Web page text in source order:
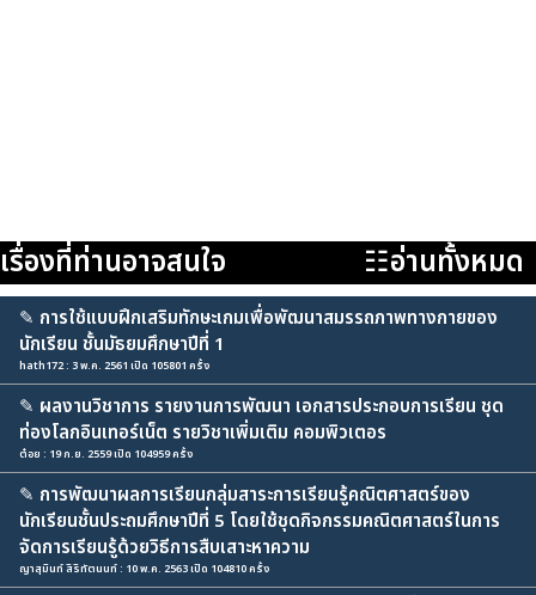
เรื่องที่ท่านอาจสนใจ ☷อ่านทั้งหมด
✎ การใช้แบบฝึกเสริมทักษะเกมเพื่อพัฒนาสมรรถภาพทางกายของ
นักเรียน ชั้นมัธยมศึกษาปีที่ 1
hath172 : 3 พ.ค. 2561 เปิด 105801 ครั้ง
✎ ผลงานวิชาการ รายงานการพัฒนา เอกสารประกอบการเรียน ชุด
ท่องโลกอินเทอร์เน็ต รายวิชาเพิ่มเติม คอมพิวเตอร
ต๋อย : 19 ก.ย. 2559 เปิด 104959 ครั้ง
✎ การพัฒนาผลการเรียนกลุ่มสาระการเรียนรู้คณิตศาสตร์ของ
นักเรียนชั้นประถมศึกษาปีที่ 5 โดยใช้ชุดกิจกรรมคณิตศาสตร์ในการ
จัดการเรียนรู้ด้วยวิธีการสืบเสาะหาความ
ญาสุมินท์ สิริทัตนนท์ : 10 พ.ค. 2563 เปิด 104810 ครั้ง